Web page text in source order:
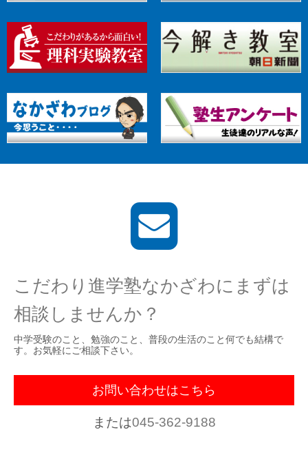
こだわり進学塾なかざわにまずは
相談しませんか？
中学受験のこと、勉強のこと、普段の生活のこと何でも結構で
す。お気軽にご相談下さい。
お問い合わせはこちら
または045-362-9188